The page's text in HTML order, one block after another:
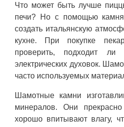
Что может быть лучше
печи? Но с помощью
создать итальянскую
кухне. При покупке
проверить, подходит
электрических духовок.
часто используемых
Шамотные камни
минералов. Они
хорошо впитывают влагу,